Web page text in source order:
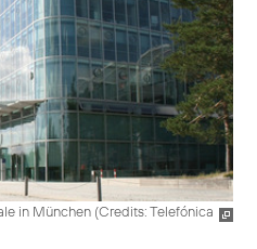
in München (Credits: Telefónica